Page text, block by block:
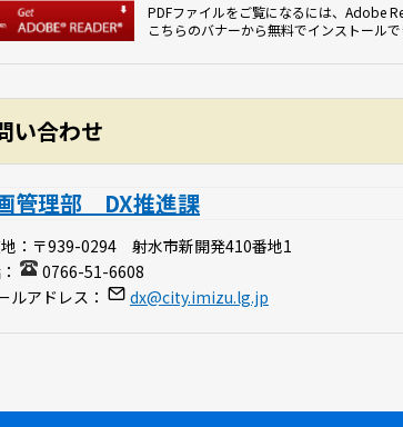
PDFファイルをご覧になるには、Adobe
こちらのバナーから無料でインストールで
い合わせ
管理部 DX推進課
： 〒939-0294 射水市新開発410番地1
0766-51-6608
ルアドレス：
dx@city.imizu.lg.jp